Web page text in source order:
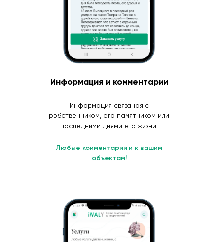
Информация и комментарии
Информация связаная с
робственником, его памятником или
последними днями его жизни.
Любые комментарии и к вашим
объектам!